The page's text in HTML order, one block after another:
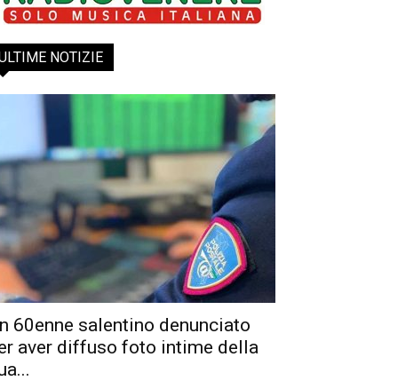
NOTIZIE
60enne salentino denunciato
aver diffuso foto intime della